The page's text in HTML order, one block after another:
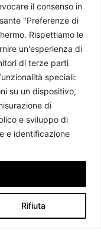
il consenso in
"Preferenze di
Rispettiamo le
un'esperienza di
di terze parti
speciali:
su un dispositivo,
di
e sviluppo di
e identificazione
Rifiuta
primi colloqui